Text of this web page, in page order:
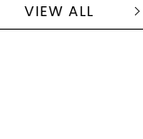
VIEW ALL